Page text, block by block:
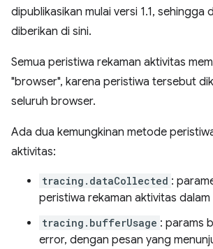
dipublikasikan mulai versi 1.1, sehingga
diberikan di sini.
Semua peristiwa rekaman aktivitas
"browser", karena peristiwa tersebut
seluruh browser.
Ada dua kemungkinan metode
aktivitas:
tracing.dataCollected :
peristiwa rekaman aktivitas
tracing.bufferUsage : params
error, dengan pesan yang